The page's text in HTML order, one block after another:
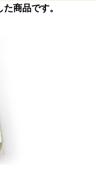
商品です。